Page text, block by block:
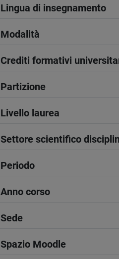
Lingua di insegnamento
Modalità
Crediti formativi
Partizione
Livello laurea
Settore scientifico
Periodo
Anno corso
Sede
Spazio Moodle